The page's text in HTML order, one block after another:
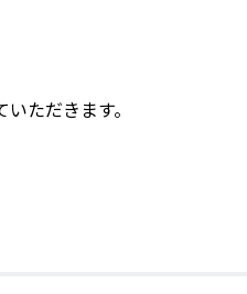
ただきます。